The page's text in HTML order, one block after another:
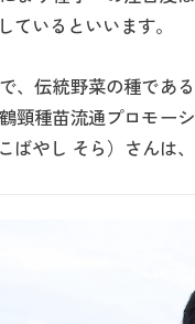
ているといいます。
、伝統野菜の種であ
頸種苗流通プロモー
ばやし そら）さんは